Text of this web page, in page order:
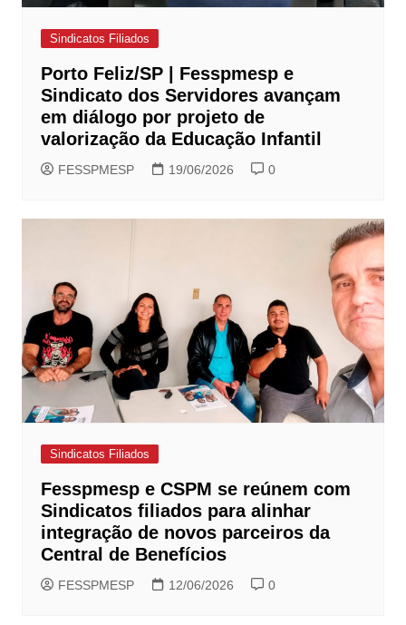
Sindicatos Filiados
Porto Feliz/SP | Fesspmesp e
Sindicato dos Servidores avançam
em diálogo por projeto de
valorização da Educação Infantil
FESSPMESP 19/06/2026 0
Sindicatos Filiados
Fesspmesp e CSPM se reúnem com
Sindicatos filiados para alinhar
integração de novos parceiros da
Central de Benefícios
FESSPMESP 12/06/2026 0